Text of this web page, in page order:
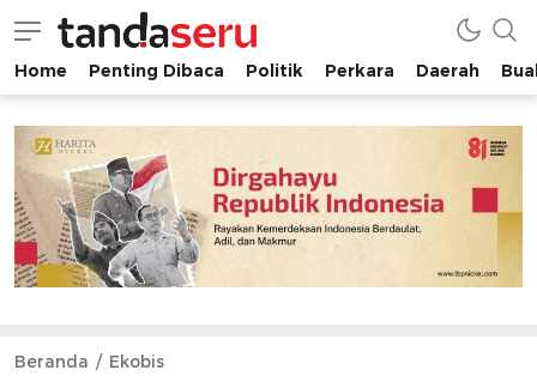
tandaseru.com | Penting Dibaca
tandaseru.com
Home Penting Dibaca Politik Perkara Daerah
Beranda Ekobis